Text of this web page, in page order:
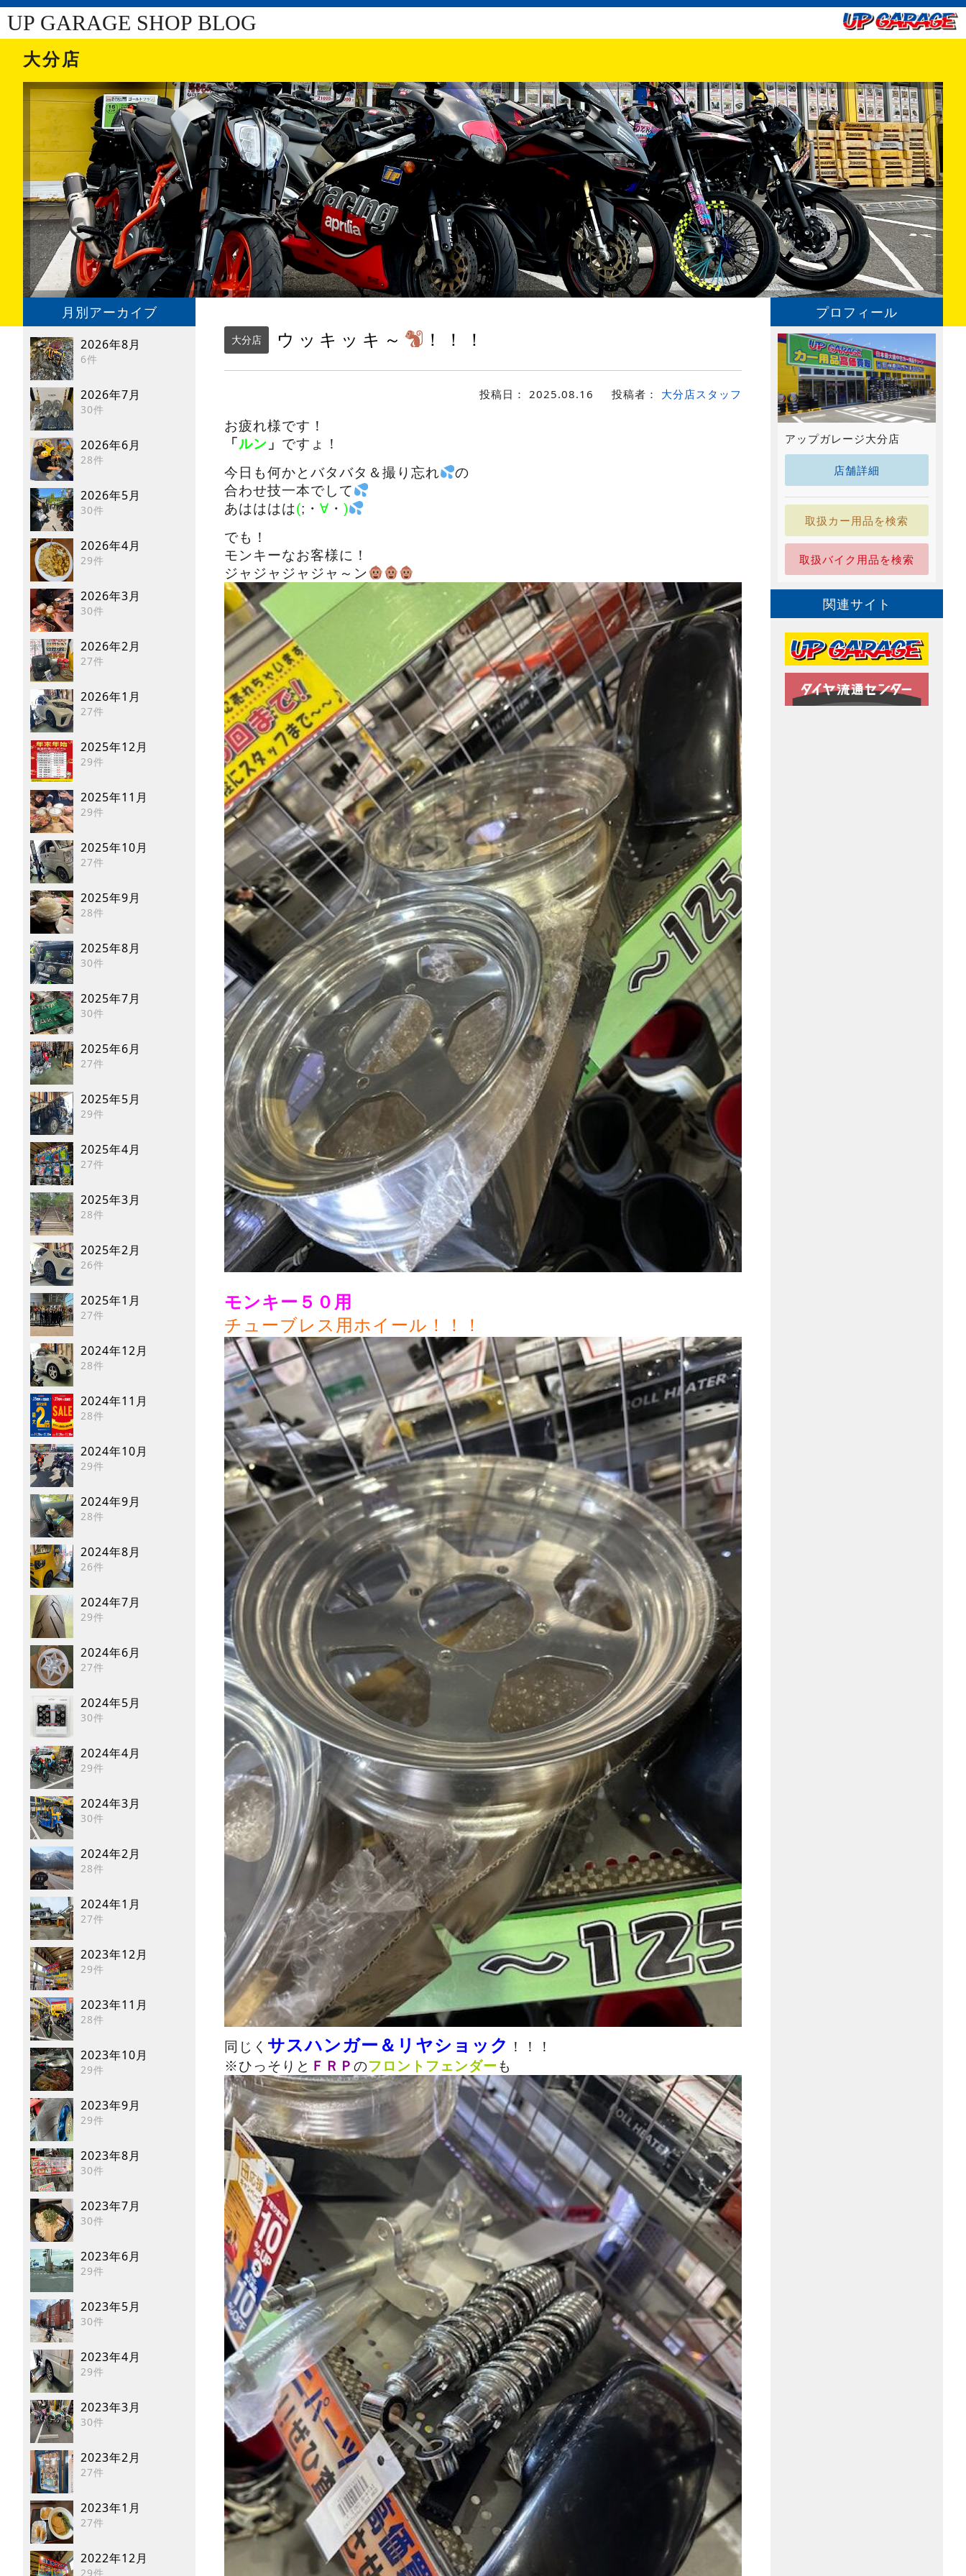
UP GARAGE SHOP BLOG
大分店
月別アーカイブ
2026年8月
6件
2026年7月
30件
2026年6月
28件
2026年5月
30件
2026年4月
29件
2026年3月
30件
2026年2月
27件
2026年1月
27件
2025年12月
29件
2025年11月
29件
2025年10月
27件
2025年9月
28件
2025年8月
30件
2025年7月
30件
2025年6月
27件
2025年5月
29件
2025年4月
27件
2025年3月
28件
2025年2月
26件
2025年1月
27件
2024年12月
28件
2024年11月
28件
2024年10月
29件
2024年9月
28件
2024年8月
26件
2024年7月
29件
2024年6月
27件
2024年5月
30件
2024年4月
29件
2024年3月
30件
2024年2月
28件
2024年1月
27件
2023年12月
29件
2023年11月
28件
2023年10月
29件
2023年9月
29件
2023年8月
30件
2023年7月
30件
2023年6月
29件
2023年5月
30件
2023年4月
29件
2023年3月
30件
2023年2月
27件
2023年1月
27件
2022年12月
29件
大分店 ウッキッキ～ ！！！
投稿日： 2025.08.16 投稿者： 大分店スタッフ
お疲れ様です！
「 ルン 」 ですょ！
今日も何かとバタバタ＆撮り忘れ
の
合わせ技一本でして
あはははは(;・ ∀ ・ )
でも！
モンキーなお客様に！
ジャジャジャジャ～ン
モンキー５０用
チューブレス用ホイール！！！
同じく サスハンガー＆リヤショック
！！！
※ひっそりと ＦＲＰ のフロントフェンダー も
プロフィール
アップガレージ大分店
店舗詳細
取扱カー用品を検索
取扱バイク用品を検索
関連サイト